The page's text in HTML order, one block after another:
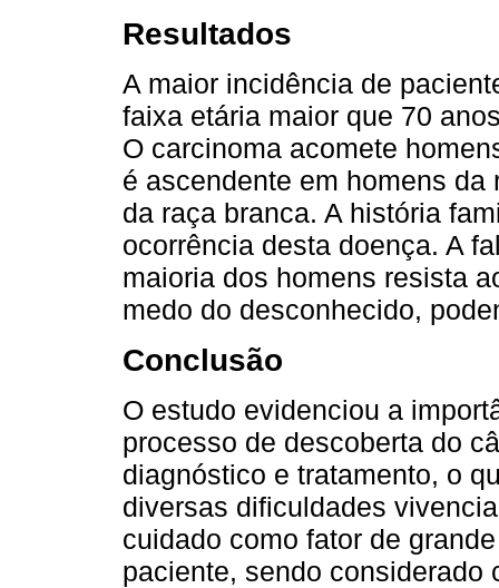
Resultados
A maior incidência de
faixa etária maior que 70
O carcinoma acomete
é ascendente em homens
da raça branca. A história
ocorrência desta doença. A
maioria dos homens resista
medo do desconhecido,
Conclusão
O estudo evidenciou a
processo de descoberta do
diagnóstico e tratamento, o
diversas dificuldades
cuidado como fator de
paciente, sendo considerado